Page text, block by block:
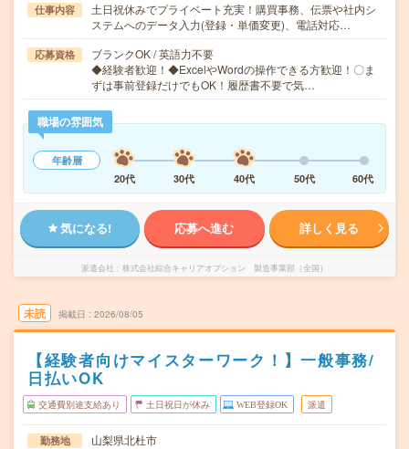
仕事内容
土日祝休みでプライベート充実！購買事務、伝票や社内シ
ステムへのデータ入力(登録・単価変更)、電話対応…
応募資格
ブランクOK / 英語力不要
◆経験者歓迎！◆ExcelやWordの操作できる方歓迎！〇ま
ずは事前登録だけでもOK！履歴書不要で気…
職場の雰囲気
年齢層
20代
30代 40代 50代 60代
気になる! 応募へ進む 詳しく見る
派遣会社 株式会社綜合キャリアオプション 製造事業部（全国）
未読 掲載日 2026/08/05
【経験者向けマイスターワーク！】一般事務/
日払いOK
交通費別途支給あり 土日祝日が休み WEB登録OK 派遣
勤務地 山梨県北杜市